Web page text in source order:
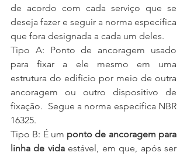
de acordo com cada serviço que se
deseja fazer e seguir a norma específica
que fora designada a cada um deles.
Tipo A: Ponto de ancoragem usado
para fixar a ele mesmo em uma
estrutura do edifício por meio de outra
ancoragem ou outro dispositivo de
fixação.  Segue a norma específica NBR
16325.
Tipo B: É um ponto de ancoragem para
linha de vida estável, em que, após ser